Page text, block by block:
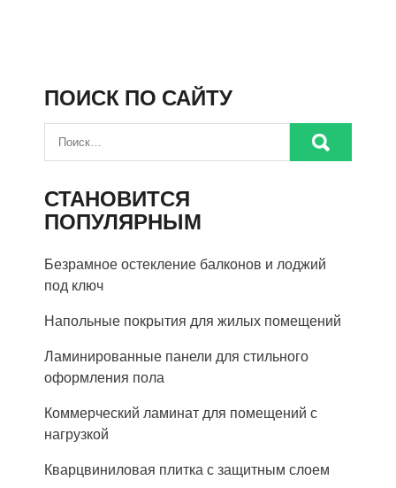
ПОИСК ПО САЙТУ
СТАНОВИТСЯ
ПОПУЛЯРНЫМ
Безрамное остекление балконов и лоджий
под ключ
Напольные покрытия для жилых помещений
Ламинированные панели для стильного
оформления пола
Коммерческий ламинат для помещений с
нагрузкой
Кварцвиниловая плитка с защитным слоем